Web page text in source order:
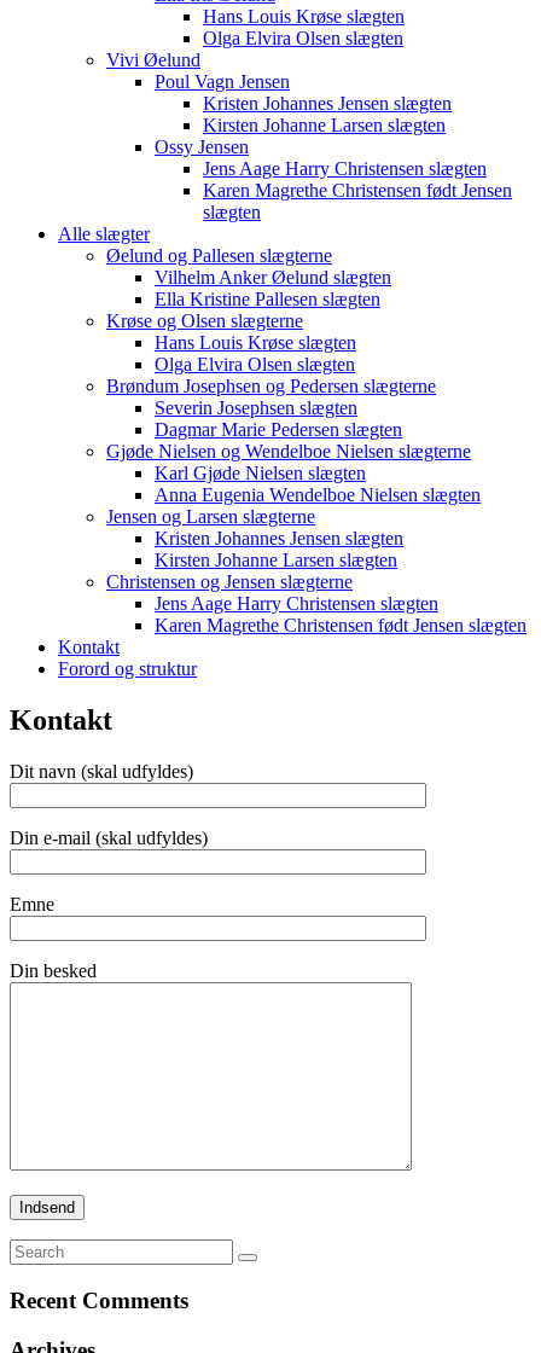
Hans Louis Krøse slægten
Olga Elvira Olsen slægten
Vivi Øelund
Poul Vagn Jensen
Kristen Johannes Jensen slægten
Kirsten Johanne Larsen slægten
Ossy Jensen
Jens Aage Harry Christensen slægten
Karen Magrethe Christensen født Jensen
slægten
Alle slægter
Øelund og Pallesen slægterne
Vilhelm Anker Øelund slægten
Ella Kristine Pallesen slægten
Krøse og Olsen slægterne
Hans Louis Krøse slægten
Olga Elvira Olsen slægten
Brøndum Josephsen og Pedersen slægterne
Severin Josephsen slægten
Dagmar Marie Pedersen slægten
Gjøde Nielsen og Wendelboe Nielsen slægterne
Karl Gjøde Nielsen slægten
Anna Eugenia Wendelboe Nielsen slægten
Jensen og Larsen slægterne
Kristen Johannes Jensen slægten
Kirsten Johanne Larsen slægten
Christensen og Jensen slægterne
Jens Aage Harry Christensen slægten
Karen Magrethe Christensen født Jensen slægten
Kontakt
Forord og struktur
Kontakt
Dit navn (skal udfyldes)
Din e-mail (skal udfyldes)
Emne
Din besked
Recent Comments